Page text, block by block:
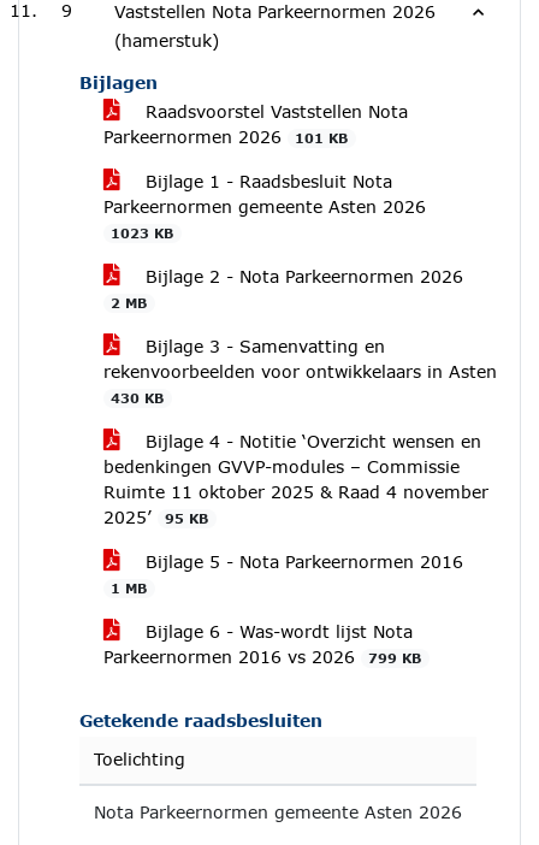
9
Vaststellen Nota Parkeernormen 2026
(hamerstuk)
Bijlagen
Raadsvoorstel Vaststellen Nota
Parkeernormen 2026
101 KB
Bijlage 1 - Raadsbesluit Nota
Parkeernormen gemeente Asten 2026
1023 KB
Bijlage 2 - Nota Parkeernormen 2026
2 MB
Bijlage 3 - Samenvatting en
rekenvoorbeelden voor ontwikkelaars in Asten
430 KB
Bijlage 4 - Notitie ‘Overzicht wensen en
bedenkingen GVVP-modules – Commissie
Ruimte 11 oktober 2025 & Raad 4 november
2025’
95 KB
Bijlage 5 - Nota Parkeernormen 2016
1 MB
Bijlage 6 - Was-wordt lijst Nota
Parkeernormen 2016 vs 2026
799 KB
Getekende raadsbesluiten
Toelichting
Nota Parkeernormen gemeente Asten 2026